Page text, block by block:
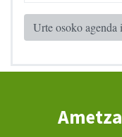
Urte osoko agenda